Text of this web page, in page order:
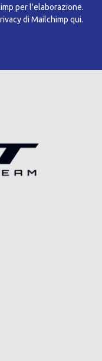
per l'elaborazione.
di Mailchimp qui.